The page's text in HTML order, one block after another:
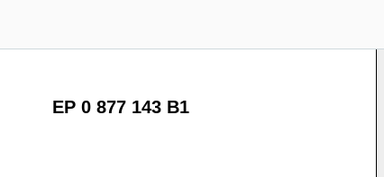
EP 0 877 143 B1